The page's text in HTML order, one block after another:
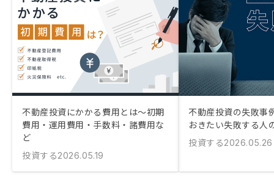
不動産投資にかかる費用とは〜初期
費用・運用費用・手数料・諸費用な
ど
投資する2026.05.19
不動産投資の失敗事
おきたい失敗する人
投資する2026.05.26